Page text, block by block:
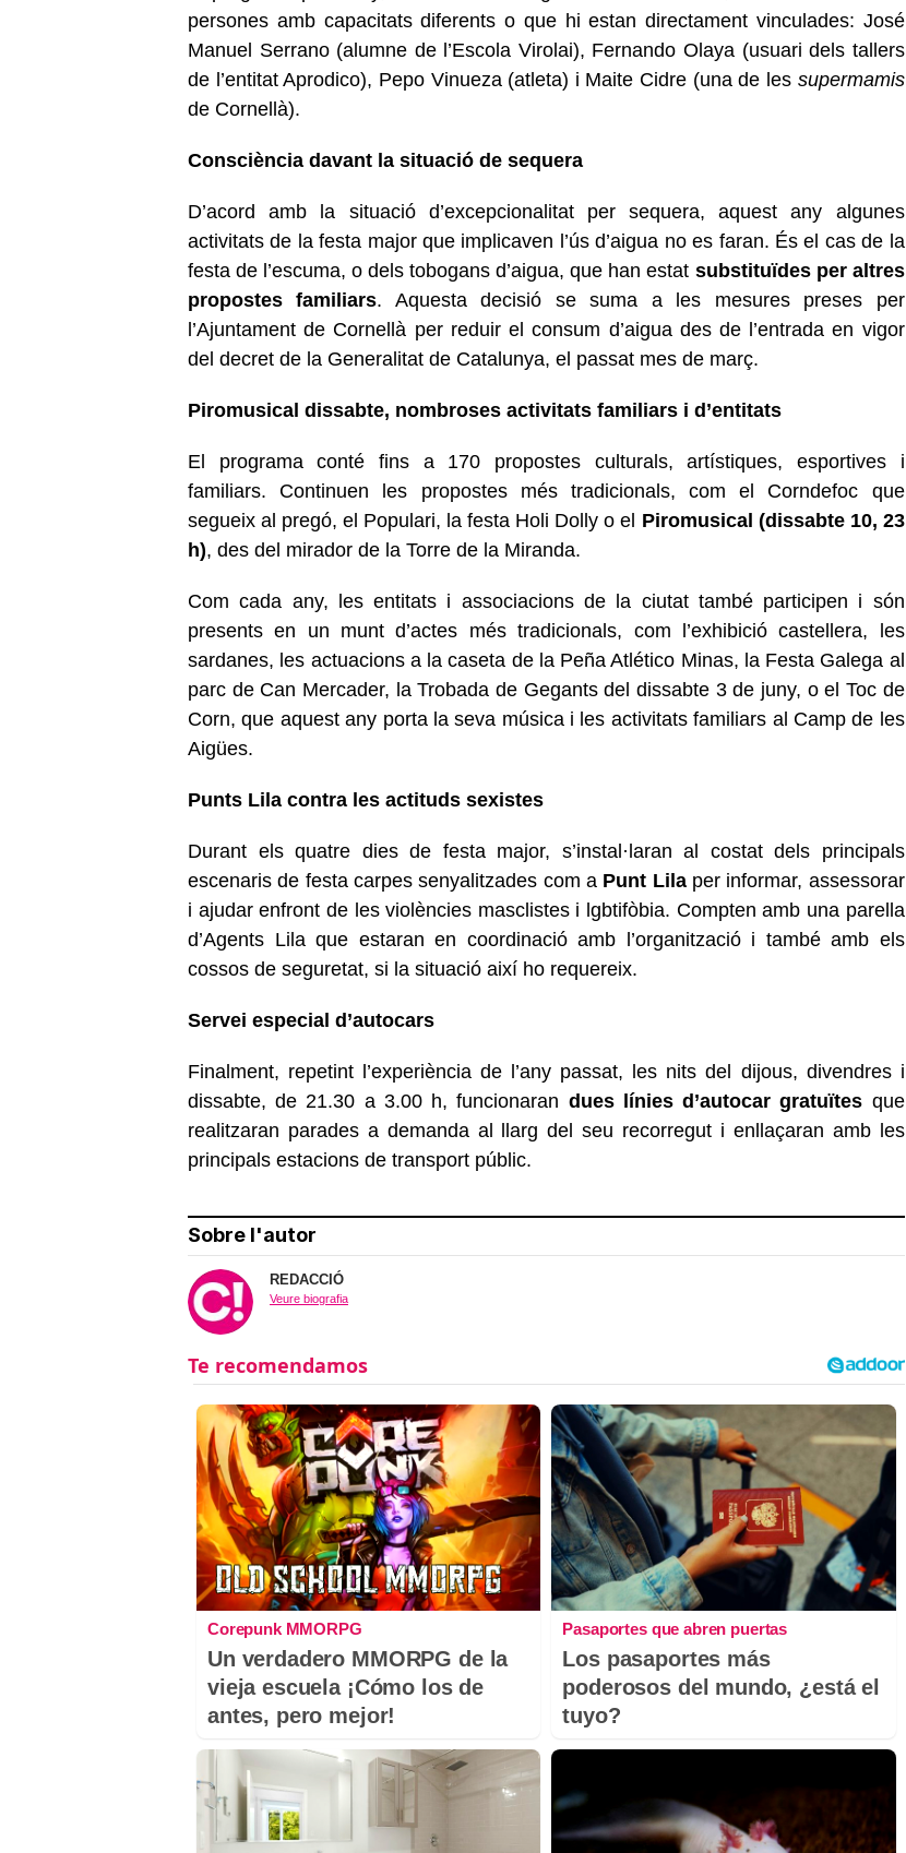
persones amb capacitats diferents o que hi estan directament vinculades: José
Manuel Serrano (alumne de l’Escola Virolai), Fernando Olaya (usuari dels tallers
de l’entitat Aprodico), Pepo Vinueza (atleta) i Maite Cidre (una de les supermamis
de Cornellà).
Consciència davant la situació de sequera
D’acord amb la situació d’excepcionalitat per sequera, aquest any algunes
activitats de la festa major que implicaven l’ús d’aigua no es faran. És el cas de la
festa de l’escuma, o dels tobogans d’aigua, que han estat substituïdes per altres
propostes familiars. Aquesta decisió se suma a les mesures preses per
l’Ajuntament de Cornellà per reduir el consum d’aigua des de l’entrada en vigor
del decret de la Generalitat de Catalunya, el passat mes de març.
Piromusical dissabte, nombroses activitats familiars i d’entitats
El programa conté fins a 170 propostes culturals, artístiques, esportives i
familiars. Continuen les propostes més tradicionals, com el Corndefoc que
segueix al pregó, el Populari, la festa Holi Dolly o el Piromusical (dissabte 10, 23
h), des del mirador de la Torre de la Miranda.
Com cada any, les entitats i associacions de la ciutat també participen i són
presents en un munt d’actes més tradicionals, com l’exhibició castellera, les
sardanes, les actuacions a la caseta de la Peña Atlético Minas, la Festa Galega al
parc de Can Mercader, la Trobada de Gegants del dissabte 3 de juny, o el Toc de
Corn, que aquest any porta la seva música i les activitats familiars al Camp de les
Aigües.
Punts Lila contra les actituds sexistes
Durant els quatre dies de festa major, s’instal·laran al costat dels principals
escenaris de festa carpes senyalitzades com a Punt Lilaper informar, assessorar
i ajudar enfront de les violències masclistes i lgbtifòbia. Compten amb una parella
d’Agents Lila que estaran en coordinació amb l’organització i també amb els
cossos de seguretat, si la situació així ho requereix.
Servei especial d’autocars
Finalment, repetint l’experiència de l’any passat, les nits del dijous, divendres i
dissabte, de 21.30 a 3.00 h, funcionaran dues línies d’autocar gratuïtes que
realitzaran parades a demanda al llarg del seu recorregut i enllaçaran amb les
principals estacions de transport públic.
Sobre l'autor
REDACCIÓ
Veure biografia
Corepunk MMORPG
Un verdadero MMORPG de la
vieja escuela ¡Cómo los de
antes, pero mejor!
Pasaportes que abren puertas
Los pasaportes más
poderosos del mundo, ¿está el
tuyo?